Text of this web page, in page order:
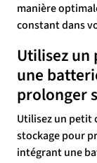
manière
constant dans
Utilisez un
une
prolonger
Utilisez un petit
stockage pour
intégrant une